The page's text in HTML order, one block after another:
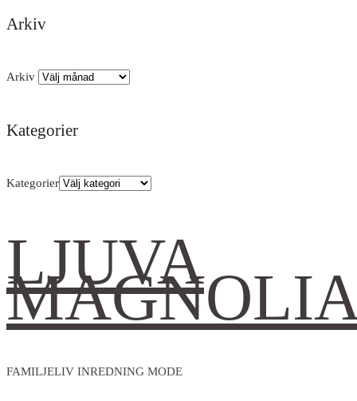
Arkiv
Arkiv
Kategorier
Kategorier
LJUVA
FAMILJELIV INREDNING MODE